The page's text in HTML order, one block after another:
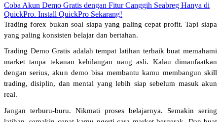
Coba Akun Demo Gratis dengan Fitur Canggih Seabreg Hanya di
QuickPro. Install QuickPro Sekarang!
Trading forex bukan soal siapa yang paling cepat profit. Tapi siapa
yang paling konsisten belajar dan bertahan.
Trading Demo Gratis adalah tempat latihan terbaik buat memahami
market tanpa tekanan kehilangan uang asli. Kalau dimanfaatkan
dengan serius, akun demo bisa membantu kamu membangun skill
trading, disiplin, dan mental yang lebih siap sebelum masuk akun
real.
Jangan terburu-buru. Nikmati proses belajarnya. Semakin sering